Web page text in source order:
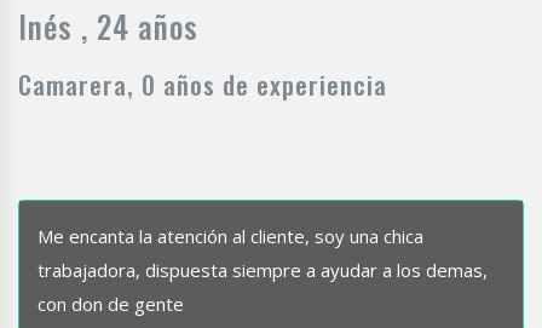
Inés , 24 años
Camarera, 0 años de experiencia
Me encanta la atención al cliente, soy una chica
trabajadora, dispuesta siempre a ayudar a los demas,
con don de gente